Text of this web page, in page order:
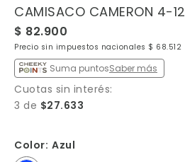
CAMISACO CAMERON 4-12
$ 82.900
Precio sin impuestos nacionales $ 68.512
Suma puntosSaber más
Cuotas sin interés:
3 de $27.633
Color: Azul